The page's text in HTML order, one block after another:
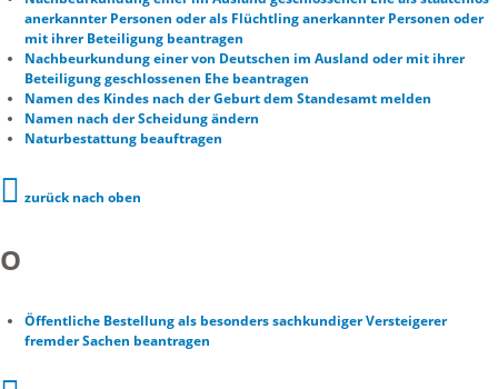
anerkannter Personen oder als Flüchtling anerkannter Personen oder
mit ihrer Beteiligung beantragen
Nachbeurkundung einer von Deutschen im Ausland oder mit ihrer
Beteiligung geschlossenen Ehe beantragen
Namen des Kindes nach der Geburt dem Standesamt melden
Namen nach der Scheidung ändern
Naturbestattung beauftragen
zurück nach oben
O
Öffentliche Bestellung als besonders sachkundiger Versteigerer
fremder Sachen beantragen